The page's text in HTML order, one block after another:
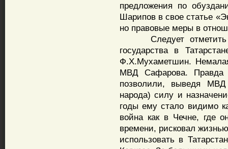
предложения по
Шарипов в свое статье
но правовые меры в
Следует отметить
государства в
Ф.Х.Мухаметшин.
МВД Сафарова. Правда
позволили, выведя
народа) силу и
годы ему стало видимо
война как в Чечне, где
времени, рисковал
использовать в